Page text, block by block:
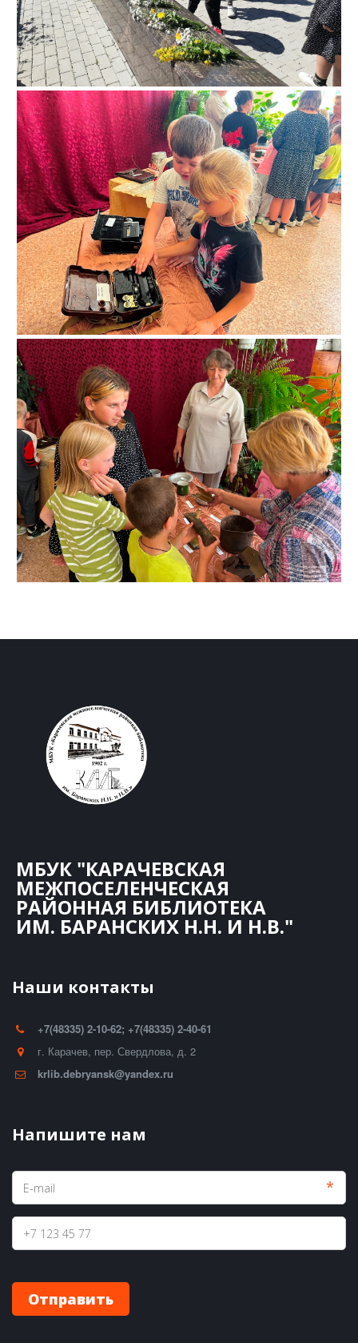
МБУК "КАРАЧЕВСКАЯ
МЕЖПОСЕЛЕНЧЕСКАЯ
РАЙОННАЯ БИБЛИОТЕКА
ИМ. БАРАНСКИХ Н.Н. И Н.В."
Наши контакты
+7(48335) 2-10-62; +7(48335) 2-40-61
г. Карачев, пер. Свердлова, д. 2
krlib.debryansk@yandex.ru
Напишите нам
*
Отправить